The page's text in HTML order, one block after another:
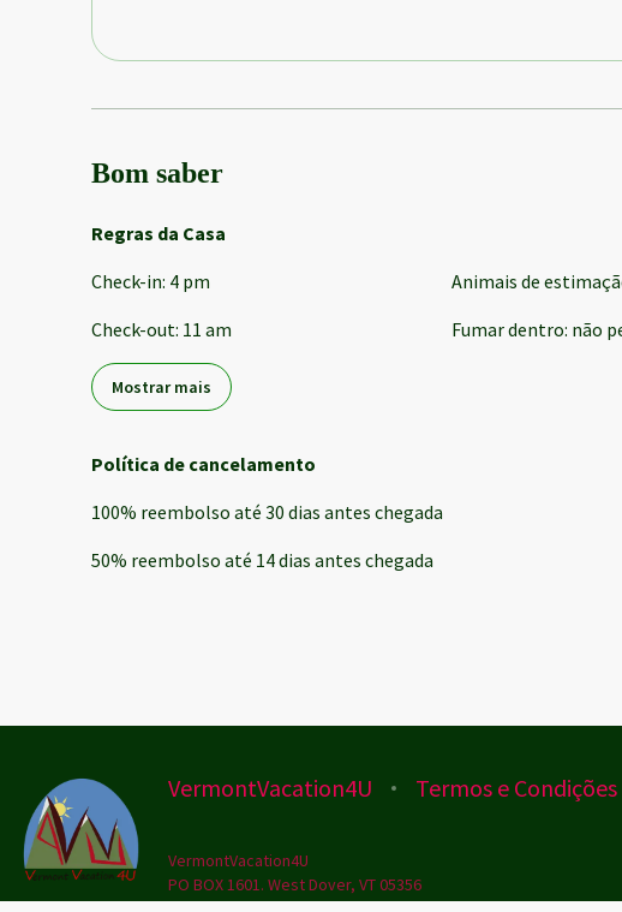
Bom saber
Regras da Casa
Check-in: 4 pm
Check-out: 11 am
Animais de
Fumar dentro: não
Mostrar mais
Política de cancelamento
100% reembolso até 30 dias antes chegada
50% reembolso até 14 dias antes chegada
VermontVacation4U Termos e Condições
VermontVacation4U
PO BOX 1601. West Dover, VT 05356